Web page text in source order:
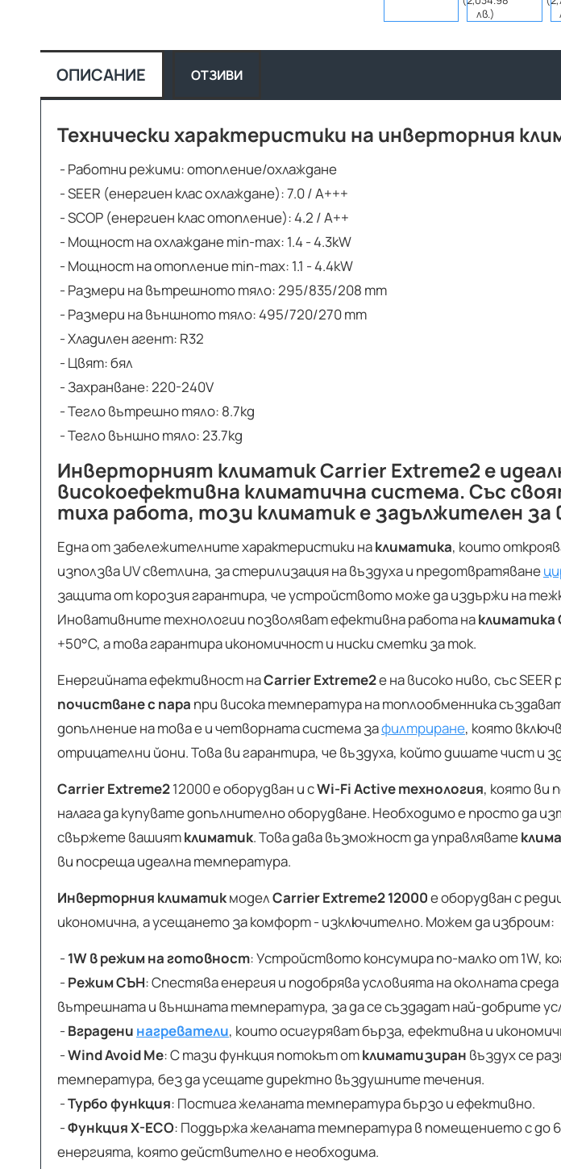
лв.)
ОПИСАНИЕ ОТЗИВИ
Технически характеристики на инверторния
- Работни режими: отопление/охлаждане
- SEER (енергиен клас охлаждане): 7.0 / А+++
- SCOP (енергиен клас отопление): 4.2 / А++
- Мощност на охлаждане min-max: 1.4 - 4.3kW
- Мощност на отопление min-max: 1.1 - 4.4kW
- Размери на вътрешното тяло: 295/835/208 mm
- Размери на външното тяло: 495/720/270 mm
- Хладилен агент: R32
- Цвят: бял
- Захранване: 220-240V
- Тегло вътрешно тяло: 8.7kg
- Тегло външно тяло: 23.7kg
Инверторният климатик Carrier Extreme2 е
високоефективна климатична система. Със
тиха работа, този климатик е задължителен за
Една от забележителните характеристики наклиматика, които
използва UV светлина, за стерилизация на въздуха и предотвратяване
защита от корозия гарантира, че устройството може да издържи на
Иновативните технологии позволяват ефективна работа наклиматика
+50°C, а това гарантира икономичност и ниски сметки за ток.
Енергийната ефективност наCarrier Extreme2е на високо ниво, със
почистване с пара при висока температура на топлообменника
допълнение на това е и четворната система зафилтриране, която
отрицателни йони. Това ви гарантира, че въздуха, който дишате чист и
Carrier Extreme212000 е оборудван и сWi-Fi Active технология, която ви
налага да купувате допълнително оборудване. Необходимо е просто да
свържете вашиятклиматик. Това дава възможност да управлявате
ви посреща идеална температура.
Инверторния климатикмоделCarrier Extreme2 12000е оборудван с
икономична, а усещането за комфорт - изключително. Можем да изброим:
- 1W в режим на готовност: Устройството консумира по-малко от 1W,
- Режим СЪН: Спестява енергия и подобрява условията на околната
вътрешната и външната температура, за да се създадат най-добрите
- Вградени нагреватели, които осигуряват бърза, ефективна и
-Wind Avoid Me: С тази функция потокът отклиматизиран въздух се
температура, без да усещате директно въздушните течения.
-Турбо функция: Постига желаната температура бързо и ефективно.
-Функция X-ECO: Поддържа желаната температура в помещението с до
енергията, която действително е необходима.